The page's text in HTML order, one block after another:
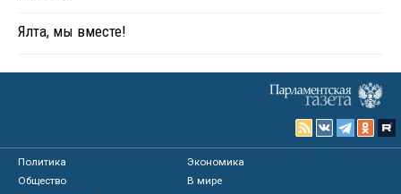
Ялта, мы вместе!
Политика
Экономика
Общество
В мире